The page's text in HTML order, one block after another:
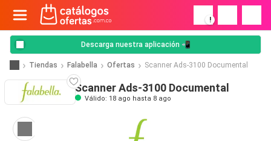
!
Descarga nuestra aplicación 📲
Tiendas Falabella Ofertas Scanner Ads-3100 Documental
Scanner Ads-3100 Documental
Válido: 18 ago hasta 8 ago